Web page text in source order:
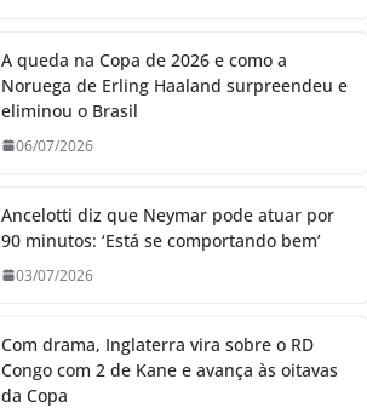
A queda na Copa de 2026 e como a
Noruega de Erling Haaland surpreendeu e
eliminou o Brasil
06/07/2026
Ancelotti diz que Neymar pode atuar por
90 minutos: ‘Está se comportando bem’
03/07/2026
Com drama, Inglaterra vira sobre o RD
Congo com 2 de Kane e avança às oitavas
da Copa